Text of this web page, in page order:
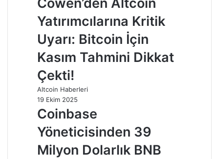
Yatırımcılarına Kritik
Uyarı: Bitcoin İçin
Kasım Tahmini Dikkat
Çekti!
Altcoin Haberleri
19 Ekim 2025
Coinbase
Yöneticisinden 39
Milyon Dolarlık BNB